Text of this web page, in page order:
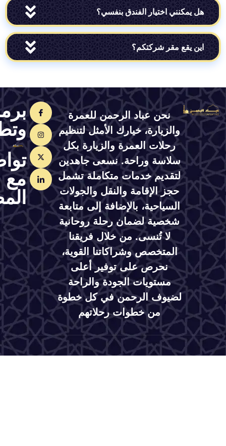
اختيار الفندق بنفسي؟
يقع مقر شركتكم؟
نحن عباد الرحمن للعمرة
والزيارة، خيارك الأمثل لتنظيم
رحلات العمرة والزيارة بكل
سلاسة وراحة. نسعى جاهدين
لتقديم خدمات متكاملة تشمل
حجز الإقامة والنقل والجولات
السياحية، بالإضافة إلى متابعة
شخصية لضمان رحلة روحانية
لا تُنسى. من خلال فريقنا
المتخصص وشراكاتنا القوية،
نحرص على توفير أعلى
مستويات الجودة والراحة
لضيوف الرحمن في كل خطوة
من خطوات رحلاتهم
برمجة
وتطوير
تواصل
مع
المصمم